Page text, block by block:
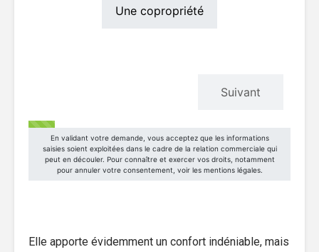
Elle apporte évidemment un confort indéniable, mais